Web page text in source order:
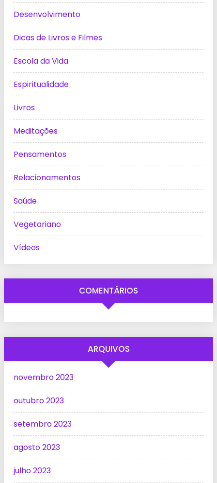
Desenvolvimento
Dicas de Livros e Filmes
Escola da Vida
Espiritualidade
Livros
Meditações
Pensamentos
Relacionamentos
Saúde
Vegetariano
Vídeos
COMENTÁRIOS
ARQUIVOS
novembro 2023
outubro 2023
setembro 2023
agosto 2023
julho 2023